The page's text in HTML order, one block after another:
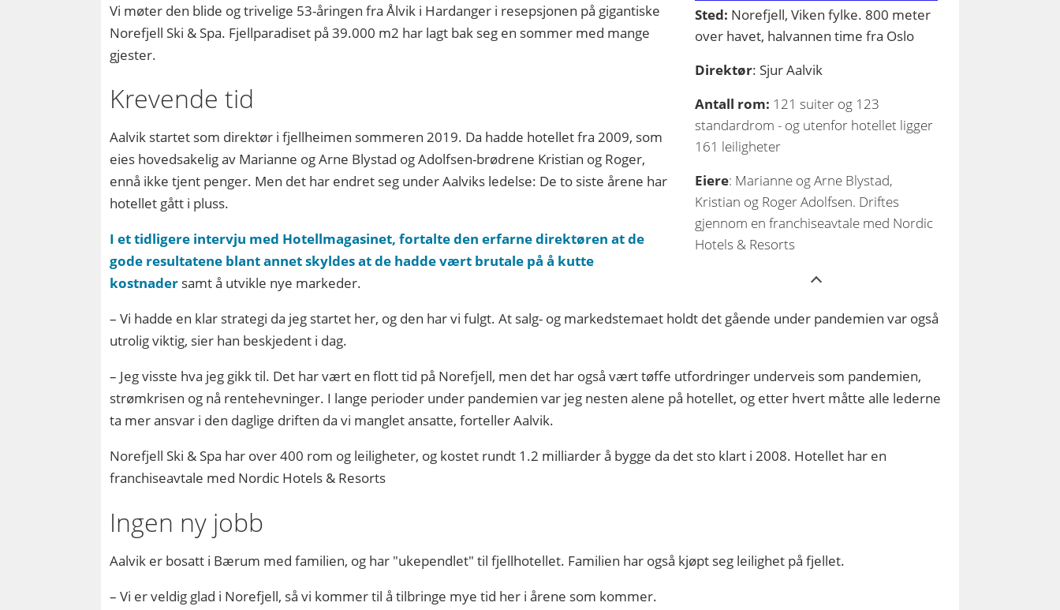
Sted: Norefjell, Viken fylke. 800 meter
over havet, halvannen time fra Oslo
Direktør: Sjur Aalvik
Antall rom: 121 suiter og 123
standardrom - og utenfor hotellet ligger
161 leiligheter
Eiere: Marianne og Arne Blystad,
Kristian og Roger Adolfsen. Driftes
gjennom en franchiseavtale med Nordic
Hotels & Resorts
Vi møter den blide og trivelige 53-åringen fra Ålvik i Hardanger i resepsjonen på gigantiske
Norefjell Ski & Spa. Fjellparadiset på 39.000 m2 har lagt bak seg en sommer med mange
gjester.
Krevende tid
Aalvik startet som direktør i fjellheimen sommeren 2019. Da hadde hotellet fra 2009, som
eies hovedsakelig av Marianne og Arne Blystad og Adolfsen-brødrene Kristian og Roger,
ennå ikke tjent penger. Men det har endret seg under Aalviks ledelse: De to siste årene har
hotellet gått i pluss.
I et tidligere intervju med Hotellmagasinet, fortalte den erfarne direktøren at de
gode resultatene blant annet skyldes at de hadde vært brutale på å kutte
kostnader samt å utvikle nye markeder.
– Vi hadde en klar strategi da jeg startet her, og den har vi fulgt. At salg- og markedstemaet holdt det gående under pandemien var også
utrolig viktig, sier han beskjedent i dag.
– Jeg visste hva jeg gikk til. Det har vært en flott tid på Norefjell, men det har også vært tøffe utfordringer underveis som pandemien,
strømkrisen og nå rentehevninger. I lange perioder under pandemien var jeg nesten alene på hotellet, og etter hvert måtte alle lederne
ta mer ansvar i den daglige driften da vi manglet ansatte, forteller Aalvik.
Norefjell Ski & Spa har over 400 rom og leiligheter, og kostet rundt 1.2 milliarder å bygge da det sto klart i 2008. Hotellet har en
franchiseavtale med Nordic Hotels & Resorts
Ingen ny jobb
Aalvik er bosatt i Bærum med familien, og har "ukependlet" til fjellhotellet. Familien har også kjøpt seg leilighet på fjellet.
– Vi er veldig glad i Norefjell, så vi kommer til å tilbringe mye tid her i årene som kommer.